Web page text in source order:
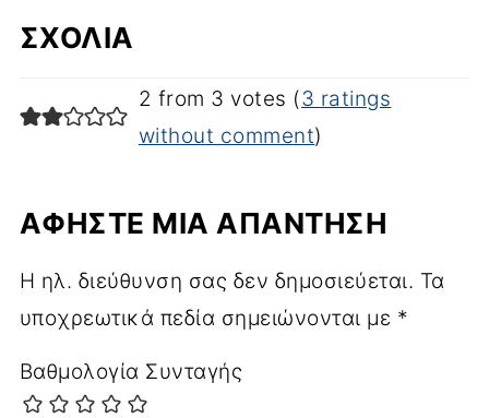
ΣΧΌΛΙΑ
2 from 3 votes (3 ratings
without comment)
ΑΦΉΣΤΕ ΜΙΑ ΑΠΆΝΤΗΣΗ
Η ηλ. διεύθυνση σας δεν δημοσιεύεται. Τα
υποχρεωτικά πεδία σημειώνονται με *
Βαθμολογία Συνταγής